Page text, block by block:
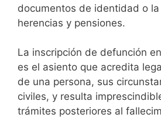
documentos de identidad o
herencias y pensiones.
La inscripción de defunción
es el asiento que acredita
de una persona, sus
civiles, y resulta
trámites posteriores al